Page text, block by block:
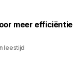
meer efficiëntie
leestijd